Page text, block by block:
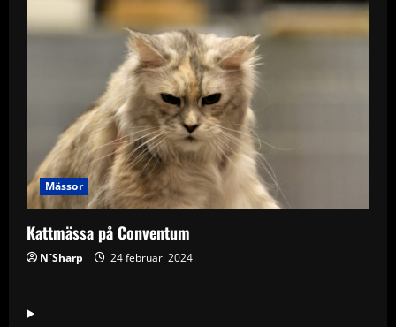
Mässor
Kattmässa på Conventum
N´Sharp 24 februari 2024